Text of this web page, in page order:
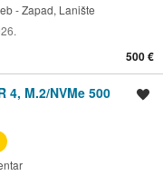
- Zapad, Lanište
500 €
4, M.2/NVMe 500